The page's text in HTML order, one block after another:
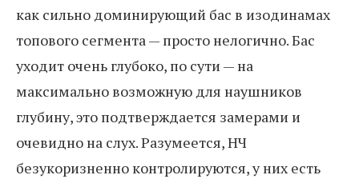
как сильно доминирующий бас в изодинамах
топового сегмента — просто нелогично. Бас
уходит очень глубоко, по сути — на
максимально возможную для наушников
глубину, это подтверждается замерами и
очевидно на слух. Разумеется, НЧ
безукоризненно контролируются, у них есть